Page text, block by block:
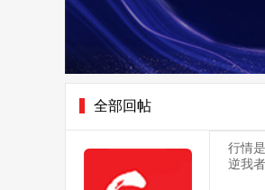
全部回帖
行情
逆我